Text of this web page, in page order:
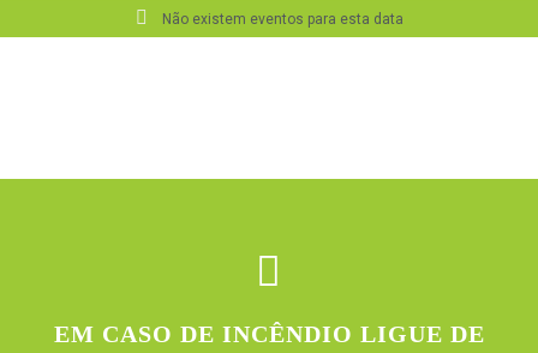
Não existem eventos para esta data
EM CASO DE INCÊNDIO LIGUE DE